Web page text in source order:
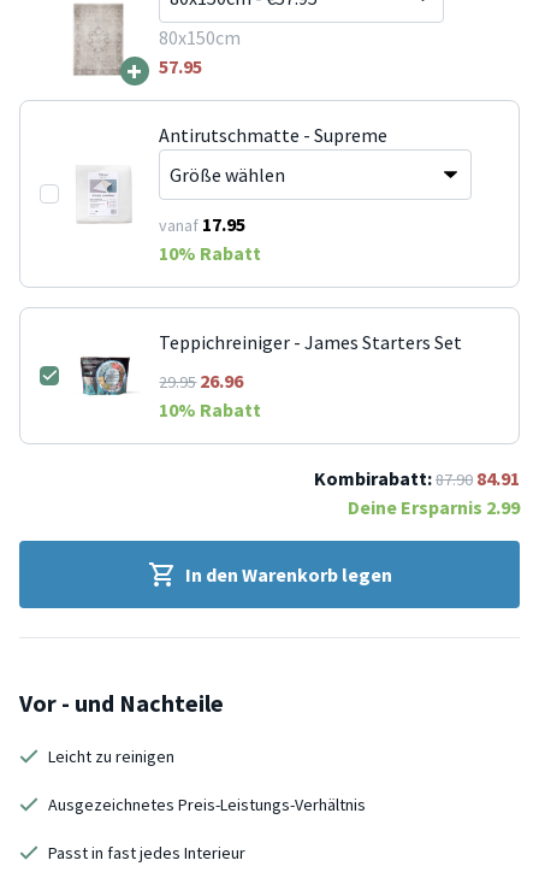
+
80x150cm
57.95
Antirutschmatte - Supreme
vanaf 17.95
10% Rabatt
Teppichreiniger - James Starters Set
29.9526.96
10% Rabatt
Kombirabatt:87.90 84.91
Deine Ersparnis 2.99
In den Warenkorb legen
Vor - und Nachteile
Leicht zu reinigen
Ausgezeichnetes Preis-Leistungs-Verhältnis
Passt in fast jedes Interieur